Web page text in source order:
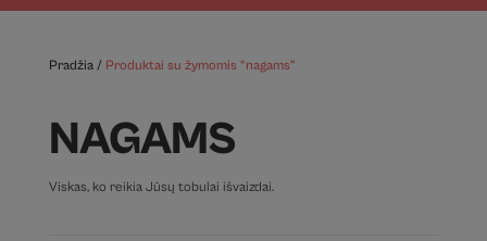
Pradžia/ Produktai su žymomis “nagams”
NAGAMS
Viskas, ko reikia Jūsų tobulai išvaizdai.